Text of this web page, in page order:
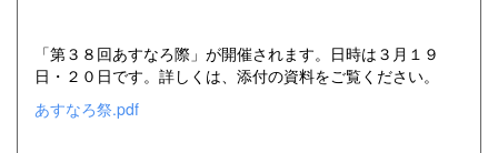
「第３８回あすなろ際」が開催されます。日時は３月１９
日・２０日です。詳しくは、添付の資料をご覧ください。
あすなろ祭.pdf